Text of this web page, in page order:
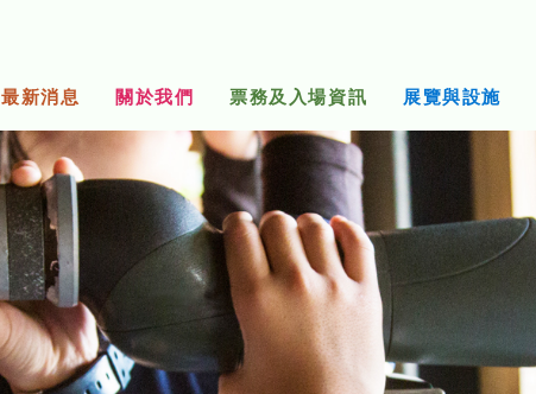
最新消息 關於我們 票務及入場資訊 展覽與設施